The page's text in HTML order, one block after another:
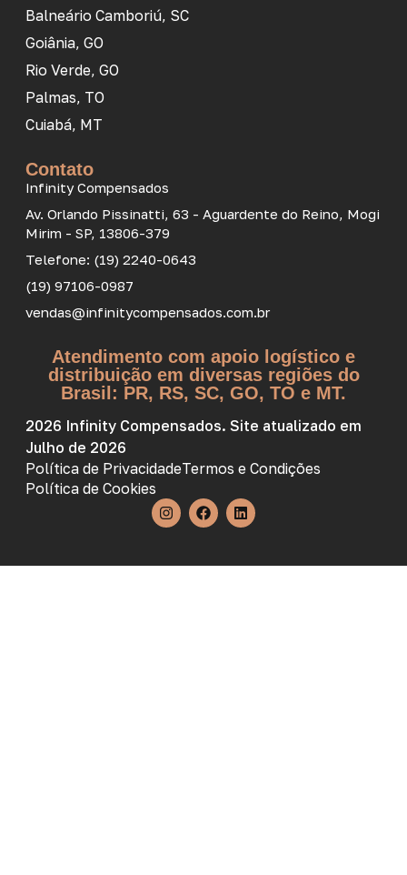
Balneário Camboriú, SC
Goiânia, GO
Rio Verde, GO
Palmas, TO
Cuiabá, MT
Contato
Infinity Compensados
Av. Orlando Pissinatti, 63 - Aguardente do Reino, Mogi
Mirim - SP, 13806-379
Telefone: (19) 2240-0643
(19) 97106-0987
vendas@infinitycompensados.com.br
Atendimento com apoio logístico e
distribuição em diversas regiões do
Brasil: PR, RS, SC, GO, TO e MT.
2026 Infinity Compensados. Site atualizado em
Julho de 2026
Política de PrivacidadeTermos e Condições
Política de Cookies